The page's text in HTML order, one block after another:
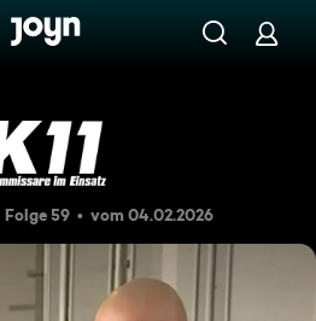
Der verliebte Kommissar
Folge 59 vom 04.02.2026